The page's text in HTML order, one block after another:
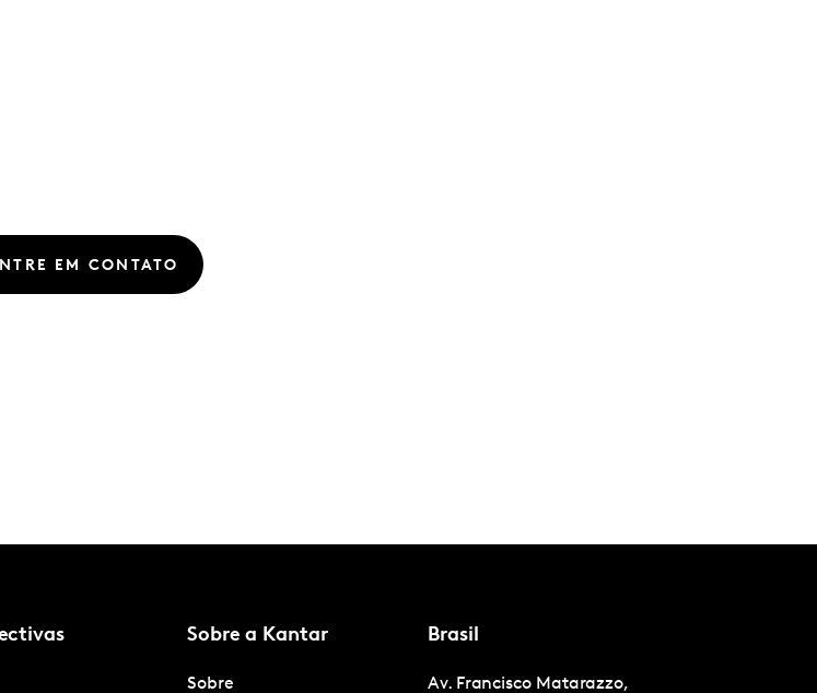
EM CONTATO
Sobre a Kantar
Sobre
Brasil
Av. Francisco Matarazzo,